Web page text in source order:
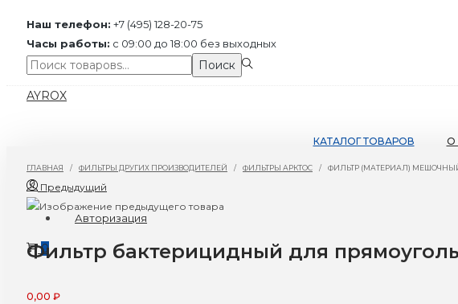
Наш телефон: +7 (495) 128-20-75
Часы работы: с 09:00 до 18:00 без выходных
Поиск:>
Поиск
Перейти
Перейти
AYROX
КАТАЛОГ ТОВАРОВ О
Авторизация
0
ГЛАВНАЯ / ФИЛЬТРЫ ДРУГИХ ПРОИЗВОДИТЕЛЕЙ / ФИЛЬТРЫ АРКТОС / ФИЛЬТР (МАТЕРИАЛ) МЕШОЧНЫЙ
Предыдущий
Фильтр бактерицидный для
0,00 ₽